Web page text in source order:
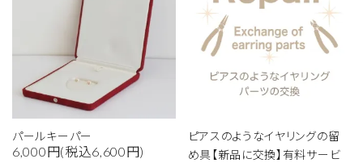
パールキーパー
6,000円(税込6,600円)
ピアスのようなイヤリングの留
め具【新品に交換】有料サービ